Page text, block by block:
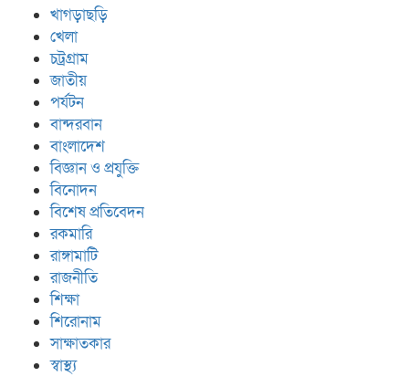
খাগড়াছড়ি
খেলা
চট্রগ্রাম
জাতীয়
পর্যটন
বান্দরবান
বাংলাদেশ
বিজ্ঞান ও প্রযুক্তি
বিনোদন
বিশেষ প্রতিবেদন
রকমারি
রাঙ্গামাটি
রাজনীতি
শিক্ষা
শিরোনাম
সাক্ষাতকার
স্বাস্থ্য